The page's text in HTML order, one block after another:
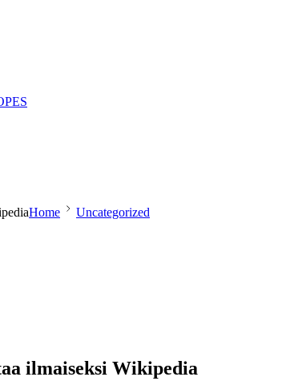
Home Uncategorized
ilmaiseksi Wikipedia